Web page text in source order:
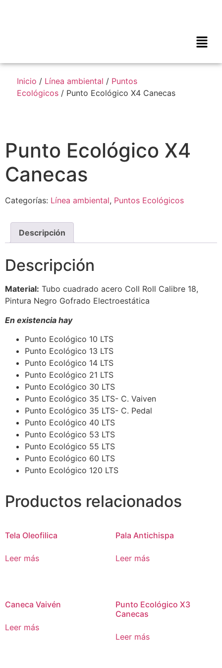
Inicio / Línea ambiental / Puntos
Ecológicos / Punto Ecológico X4 Canecas
Punto Ecológico X4
Canecas
Categorías: Línea ambiental, Puntos Ecológicos
Descripción
Descripción
Material: Tubo cuadrado acero Coll Roll Calibre 18,
Pintura Negro Gofrado Electroestática
En existencia hay
Punto Ecológico 10 LTS
Punto Ecológico 13 LTS
Punto Ecológico 14 LTS
Punto Ecológico 21 LTS
Punto Ecológico 30 LTS
Punto Ecológico 35 LTS- C. Vaiven
Punto Ecológico 35 LTS- C. Pedal
Punto Ecológico 40 LTS
Punto Ecológico 53 LTS
Punto Ecológico 55 LTS
Punto Ecológico 60 LTS
Punto Ecológico 120 LTS
Productos relacionados
Tela Oleofilica
Leer más
Pala Antichispa
Leer más
Caneca Vaivén
Leer más
Punto Ecológico X3
Canecas
Leer más